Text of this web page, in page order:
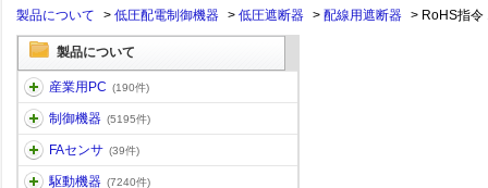
製品について > 低圧配電制御機器 > 低圧遮断器 > 配線用遮断器 > RoHS指
製品について
産業用PC (190件)
制御機器 (5195件)
FAセンサ (39件)
駆動機器 (7240件)